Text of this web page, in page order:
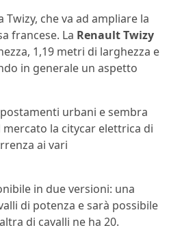
che va ad ampliare la
francese. La Renault Twizy
1,19 metri di larghezza e
in generale un aspetto
urbani e sembra
la citycar elettrica di
ai vari
in due versioni: una
di potenza e sarà possibile
di cavalli ne ha 20.